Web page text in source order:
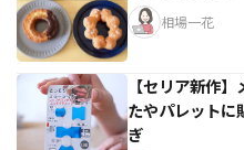
相場一花
【セリア新作
たやパレットに
ぎ